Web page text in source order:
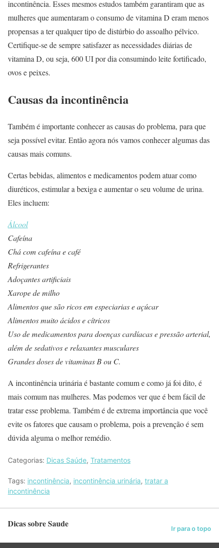
incontinência. Esses mesmos estudos também garantiram que as
mulheres que aumentaram o consumo de vitamina D eram menos
propensas a ter qualquer tipo de distúrbio do assoalho pélvico.
Certifique-se de sempre satisfazer as necessidades diárias de
vitamina D, ou seja, 600 UI por dia consumindo leite fortificado,
ovos e peixes.
Causas da incontinência
Também é importante conhecer as causas do problema, para que
seja possível evitar. Então agora nós vamos conhecer algumas das
causas mais comuns.
Certas bebidas, alimentos e medicamentos podem atuar como
diuréticos, estimular a bexiga e aumentar o seu volume de urina.
Eles incluem:
Álcool
Cafeína
Chá com cafeína e café
Refrigerantes
Adoçantes artificiais
Xarope de milho
Alimentos que são ricos em especiarias e açúcar
Alimentos muito ácidos e cítricos
Uso de medicamentos para doenças cardíacas e pressão arterial,
além de sedativos e relaxantes musculares
Grandes doses de vitaminas B ou C.
A incontinência urinária é bastante comum e como já foi dito, é
mais comum nas mulheres. Mas podemos ver que é bem fácil de
tratar esse problema. Também é de extrema importância que você
evite os fatores que causam o problema, pois a prevenção é sem
dúvida alguma o melhor remédio.
Categorias: Dicas Saúde, Tratamentos
Tags: incontinência, incontinência urinária, tratar a
incontinência
Dicas sobre Saude Ir para o topo